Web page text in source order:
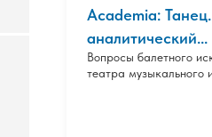
Academia:
аналитический...
Вопросы балетного
театра музыкального